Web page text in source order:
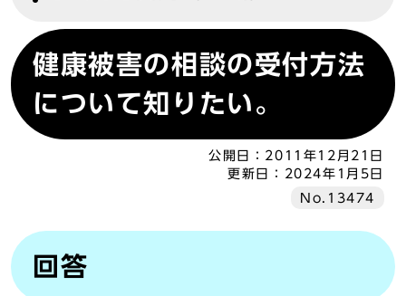
健康被害の相談の受付方法
について知りたい。
公開日： 2011年12月21日
更新日：
2024年1月5日
No.13474
回答